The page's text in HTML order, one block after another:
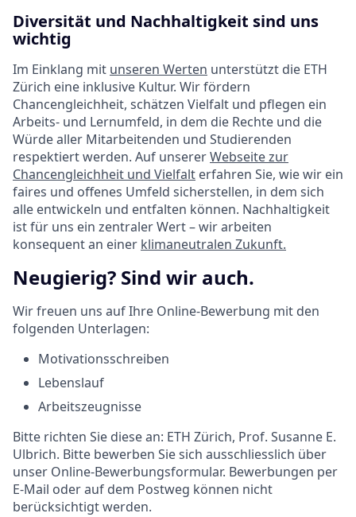
Diversität und Nachhaltigkeit sind uns
wichtig
Im Einklang mit unseren Werten unterstützt die ETH
Zürich eine inklusive Kultur. Wir fördern
Chancengleichheit, schätzen Vielfalt und pflegen ein
Arbeits- und Lernumfeld, in dem die Rechte und die
Würde aller Mitarbeitenden und Studierenden
respektiert werden. Auf unsererWebseite zur
Chancengleichheit und Vielfalt erfahren Sie, wie wir ein
faires und offenes Umfeld sicherstellen, in dem sich
alle entwickeln und entfalten können. Nachhaltigkeit
ist für uns ein zentraler Wert – wir arbeiten
konsequent an einer klimaneutralen Zukunft.
Neugierig? Sind wir auch.
Wir freuen uns auf Ihre Online-Bewerbung mit den
folgenden Unterlagen:
Motivationsschreiben
Lebenslauf
Arbeitszeugnisse
Bitte richten Sie diese an: ETH Zürich, Prof. Susanne E.
Ulbrich. Bitte bewerben Sie sich ausschliesslich über
unser Online-Bewerbungsformular. Bewerbungen per
E-Mail oder auf dem Postweg können nicht
berücksichtigt werden.